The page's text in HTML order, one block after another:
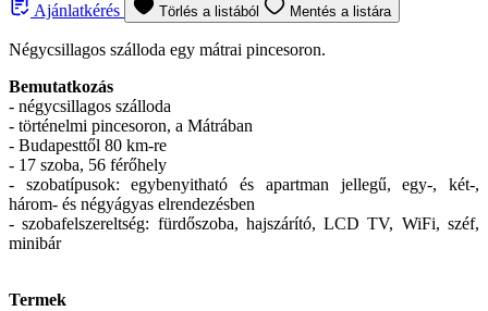
Ajánlatkérés Törlés a listából Mentés a listára
Négycsillagos szálloda egy mátrai pincesoron.
Bemutatkozás
- négycsillagos szálloda
- történelmi pincesoron, a Mátrában
- Budapesttől 80 km-re
- 17 szoba, 56 férőhely
- szobatípusok: egybenyitható és apartman jellegű, egy-, két-,
három- és négyágyas elrendezésben
- szobafelszereltség: fürdőszoba, hajszárító, LCD TV, WiFi, széf,
minibár
Termek